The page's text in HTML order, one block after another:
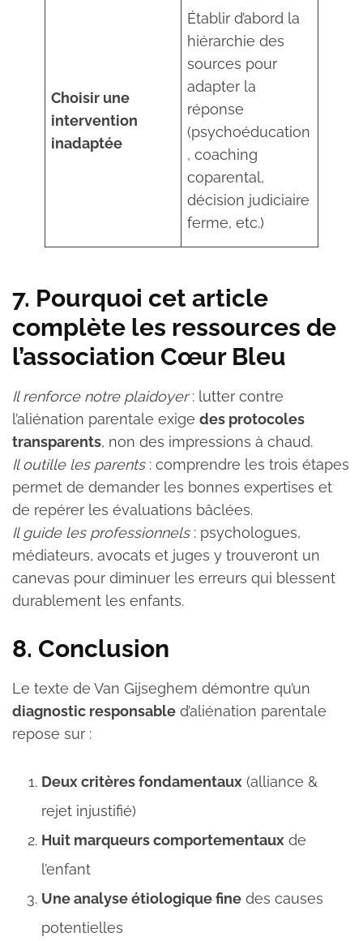
Choisir une
intervention
inadaptée
Établir d’abord la
hiérarchie des
sources pour
adapter la
réponse
(psychoéducation
, coaching
coparental,
décision judiciaire
ferme, etc.)
7. Pourquoi cet article
complète les ressources de
l’association Cœur Bleu
Il renforce notre plaidoyer: lutter contre
l’aliénation parentale exige des protocoles
transparents, non des impressions à chaud.
Il outille les parents: comprendre les trois étapes
permet de demander les bonnes expertises et
de repérer les évaluations bâclées.
Il guide les professionnels: psychologues,
médiateurs, avocats et juges y trouveront un
canevas pour diminuer les erreurs qui blessent
durablement les enfants.
8. Conclusion
Le texte de Van Gijseghem démontre qu’un
diagnostic responsable d’aliénation parentale
repose sur :
Deux critères fondamentaux (alliance &
rejet injustifié)
Huit marqueurs comportementaux de
l’enfant
Une analyse étiologique fine des causes
potentielles